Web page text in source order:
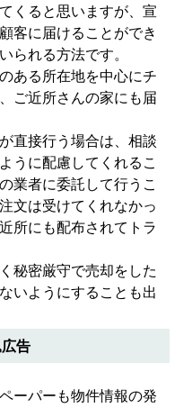
くると思いますが、宣
客に届けることができ
られる方法です。
ある所在地を中心にチ
ご近所さんの家にも届
直接行う場合は、相談
うに配慮してくれるこ
業者に委託して行うこ
文は受けてくれなかっ
所にも配布されてトラ
秘密厳守で売却をした
いようにすることも出
告
ーパーも物件情報の発